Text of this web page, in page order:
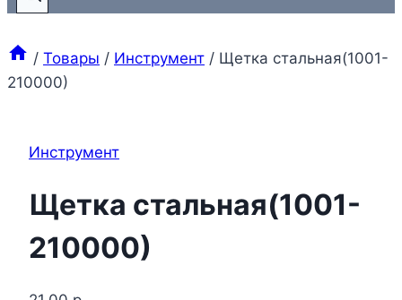
/ Товары / Инструмент / Щетка стальная(1001-
210000)
Инструмент
Щетка стальная(1001-
210000)